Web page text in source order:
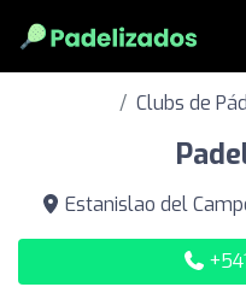
Clubs de
Estanislao del